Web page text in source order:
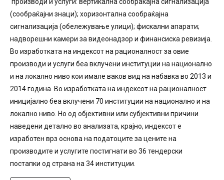
производи и услуги: вертикална сообраќајна сигнализација
(сообраќајни знаци); хоризонтална сообраќајна
сигнализација (обележување улици); фискални апарати;
надворешни камери за видеонадзор и финансиска ревизија.
Во изработката на индексот на рационалност за овие
производи и услуги беа вклучени институции на национално
и на локално ниво кои имале ваков вид на набавка во 2013 и
2014 година. Во изработката на индексот на рационалност
иницијално беа вклучени 70 институции на национално и на
локално ниво. Но од објективни или субјективни причини
наведени детално во анализата, крајно, индексот е
изработен врз основа на податоците за цените на
производите и услугите постигнати во 36 тендерски
постапки од страна на 34 институции.